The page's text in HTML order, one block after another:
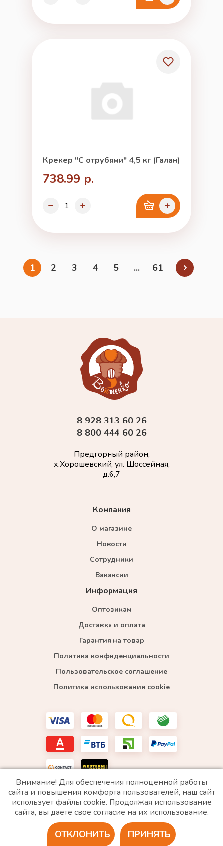
Крекер "С отрубями" 4,5 кг (Галан)
738.99 р.
1 2 3 4 5 ... 61
Компания
О магазине
Новости
Сотрудники
Вакансии
Информация
Оптовикам
Доставка и оплата
Гарантия на товар
Политика конфиденциальности
Пользовательское соглашение
Политика использования cookie
8 928 313 60 26
8 800 444 60 26
Предгорный район,
х.Хорошевский, ул. Шоссейная,
д.6,7
*WhatsApp принадлежит компании Meta, которая признана экстремистской и запрещена в
РФ
2020 © Все права защищены. ИП «Войтенко»
Разработка сайта
Внимание! Для обеспечения полноценной работы
сайта и повышения комфорта пользователей, наш сайт
использует файлы cookie. Продолжая использование
сайта, вы даете свое согласие на их использование.
ПРИНЯТЬ
ОТКЛОНИТЬ